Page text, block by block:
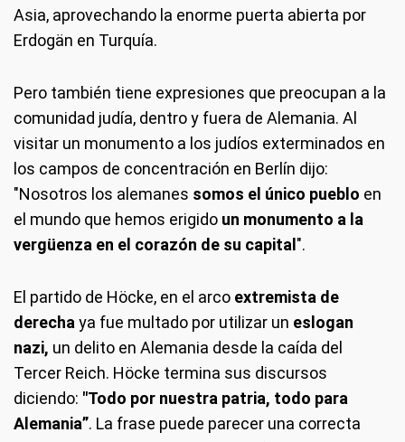
Asia, aprovechando la enorme puerta abierta por
Erdogän en Turquía.
Pero también tiene expresiones que preocupan a la
comunidad judía, dentro y fuera de Alemania. Al
visitar un monumento a los judíos exterminados en
los campos de concentración en Berlín dijo:
"Nosotros los alemanes somos el único pueblo en
el mundo que hemos erigido un monumento a la
vergüenza en el corazón de su capital ".
El partido de Höcke, en el arco extremista de
derecha ya fue multado por utilizar un eslogan
nazi, un delito en Alemania desde la caída del
Tercer Reich. Höcke termina sus discursos
diciendo: "Todo por nuestra patria, todo para
Alemania”. La frase puede parecer una correcta